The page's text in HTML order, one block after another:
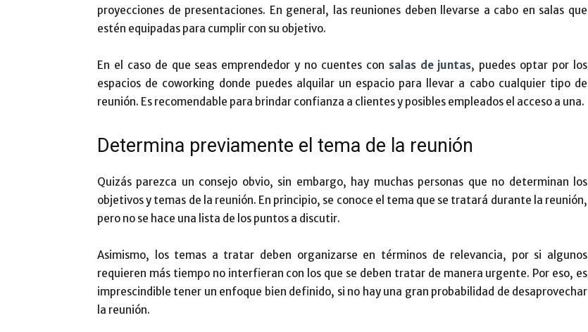
proyecciones de presentaciones. En general, las reuniones deben llevarse a cabo en salas que
estén equipadas para cumplir con su objetivo.
En el caso de que seas emprendedor y no cuentes con salas de juntas, puedes optar por los
espacios de coworking donde puedes alquilar un espacio para llevar a cabo cualquier tipo de
reunión. Es recomendable para brindar confianza a clientes y posibles empleados el acceso a una.
Determina previamente el tema de la reunión
Quizás parezca un consejo obvio, sin embargo, hay muchas personas que no determinan los
objetivos y temas de la reunión. En principio, se conoce el tema que se tratará durante la reunión,
pero no se hace una lista de los puntos a discutir.
Asimismo, los temas a tratar deben organizarse en términos de relevancia, por si algunos
requieren más tiempo no interfieran con los que se deben tratar de manera urgente. Por eso, es
imprescindible tener un enfoque bien definido, si no hay una gran probabilidad de desaprovechar
la reunión.